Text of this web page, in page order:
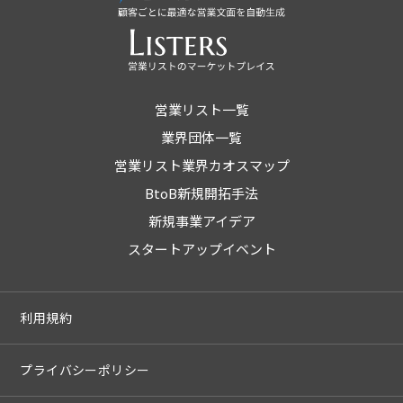
営業リスト一覧
業界団体一覧
営業リスト業界カオスマップ
BtoB新規開拓手法
新規事業アイデア
スタートアップイベント
利用規約
プライバシーポリシー